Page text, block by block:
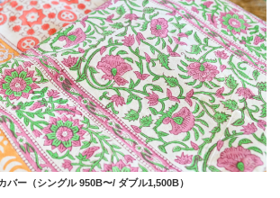
バー（シングル 950B〜/ ダブル1,500B）